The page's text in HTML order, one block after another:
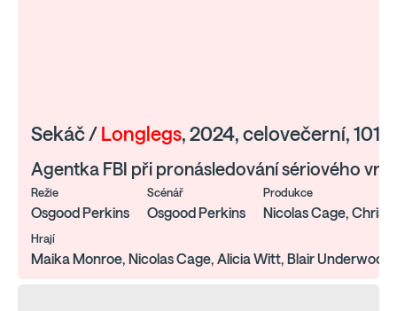
Sekáč / Longlegs, 2024, celovečerní, 101',
Agentka FBI při pronásledování sériového
Režie
Osgood Perkins
Scénář
Osgood Perkins
Produkce
Nicolas Cage, Chris
Hrají
Maika Monroe, Nicolas Cage, Alicia Witt, Blair